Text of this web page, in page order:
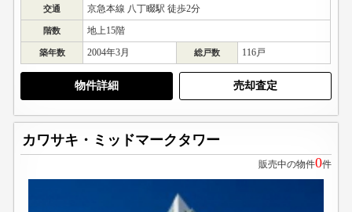
交通 京急本線 八丁畷駅 徒歩2分
階数 地上15階
築年数 2004年3月 総戸数 116戸
物件詳細 売却査定
カワサキ・ミッドマークタワー
販売中の物件0件